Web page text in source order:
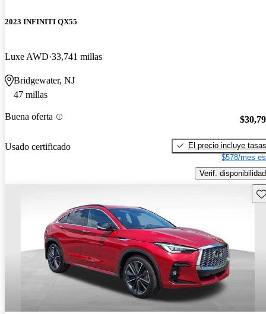
2023 INFINITI QX55
Luxe AWD 33,741 millas
Bridgewater, NJ
47 millas
Buena oferta
Usado certificado
El precio incluye tasas
$578/mes
Verif. disponibilidad